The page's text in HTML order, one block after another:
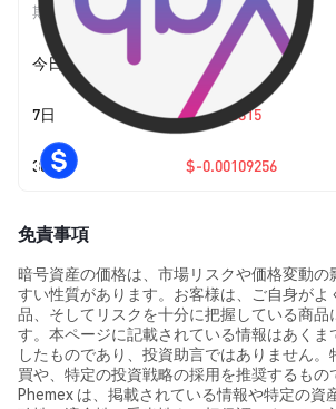
期間 金額変動
今日 $-0.0000164
7日 $-0.000315
30日 $-0.00109256
免責事項
暗号資産の価格は、市場リスクや価格変動の
すい性質があります。お客様は、ご自身がよ
品、そしてリスクを十分に把握している商品
す。本ページに記載されている情報はあくま
したものであり、投資助言ではありません。
買や、特定の投資戦略の採用を推奨するもの
Phemex は、掲載されている情報や特定の資